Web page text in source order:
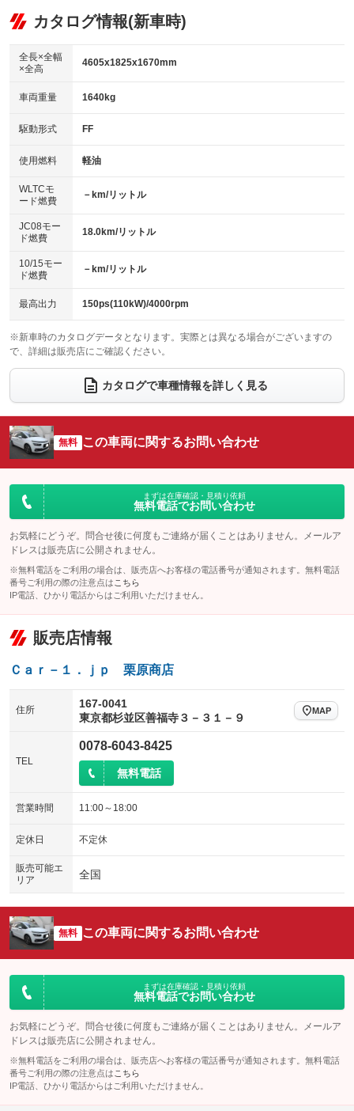
リフトアップ
：装備なし
：装備なし
パワーウィンドウ
アイドリングストップ
：装備あり
USB入力端子
：装備あり
100V電源
：装備なし
センターデフロック
：装備なし
電動格納ミラー
：装備あり
ビジュアル
：装備なし
：装備あり
革シート
キーレス
HID(キセノンライト)
：装備あり
バックカメラ
：装備あり
エアロ
：装備なし
：装備なし
パワーシート
ベンチシート
：装備なし
チップアップシート
：装備なし
：装備なし ：装備なし
ウォークスルー
：装備なし
電動リアゲート フロントカメラ
：装備あり
：装備なし ：装備あり
サイドカメラ
：装備あり ルーフレール
：装備あり
：装備なし
：装備なし
カタログ情報(新車時)
全長×全幅
×全高
4605x1825x1670mm
車両重量 1640kg
駆動形式 FF
使用燃料 軽油
WLTCモ
ード燃費
－km/リットル
JC08モー
ド燃費
18.0km/リットル
10/15モー
ド燃費
－km/リットル
最高出力 150ps(110kW)/4000rpm
※新車時のカタログデータとなります。実際とは異なる場合がございますの
で、詳細は販売店にご確認ください。
カタログで車種情報を詳しく見る
無料 この車両に関するお問い合わせ
まずは在庫確認・見積り依頼
無料電話でお問い合わせ
お気軽にどうぞ。問合せ後に何度もご連絡が届くことはありません。メールア
ドレスは販売店に公開されません。
※無料電話をご利用の場合は、販売店へお客様の電話番号が通知されます。無料電話
番号ご利用の際の注意点は こちら
IP電話、ひかり電話からはご利用いただけません。
販売店情報
Ｃａｒ－１．ｊｐ 栗原商店
住所
167-0041
東京都杉並区善福寺３－３１－９
MAP
TEL
0078-6043-8425
無料電話
営業時間 11:00～18:00
定休日 不定休
販売可能エ
リア
全国
無料 この車両に関するお問い合わせ
まずは在庫確認・見積り依頼
無料電話でお問い合わせ
お気軽にどうぞ。問合せ後に何度もご連絡が届くことはありません。メールア
ドレスは販売店に公開されません。
※無料電話をご利用の場合は、販売店へお客様の電話番号が通知されます。無料電話
番号ご利用の際の注意点は こちら
IP電話、ひかり電話からはご利用いただけません。